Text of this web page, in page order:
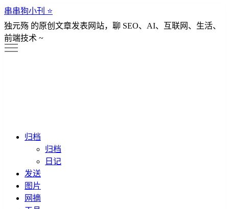
串串狗小刊 ⭐️
独元殇 的原创文章发表网站，聊 SEO、AI、互联网、生活、
前端技术 ~
归档
归档
日记
发送
图片
网摘